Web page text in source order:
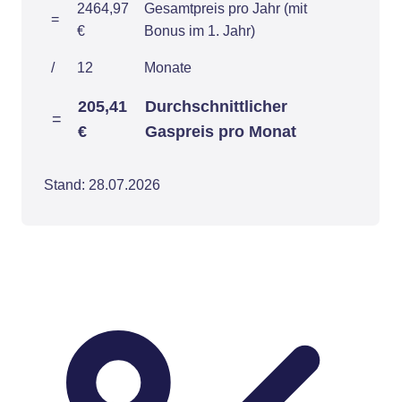
=
2464,97
€
Gesamtpreis pro Jahr (mit
Bonus im 1. Jahr)
/ 12 Monate
=
205,41
€
Durchschnittlicher
Gaspreis pro Monat
Stand: 28.07.2026